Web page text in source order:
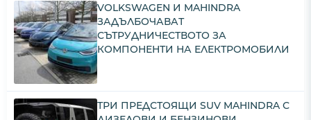
VOLKSWAGEN И MAHINDRA
ЗАДЪЛБОЧАВАТ
СЪТРУДНИЧЕСТВОТО ЗА
КОМПОНЕНТИ НА ЕЛЕКТРОМОБИЛИ
ТРИ ПРЕДСТОЯЩИ SUV MAHINDRA С